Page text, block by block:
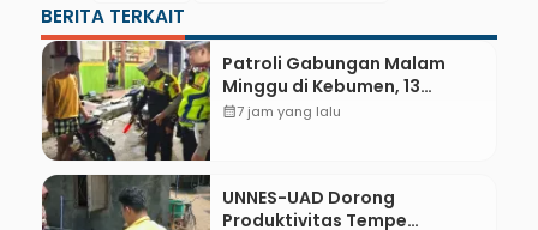
BERITA TERKAIT
Patroli Gabungan Malam
Minggu di Kebumen, 13
Kendaraan Terjaring Razia
calendar_month7 jam yang lalu
UNNES-UAD Dorong
Produktivitas Tempe